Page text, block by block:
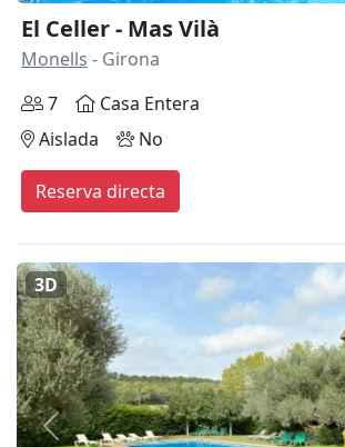
El Celler - Mas Vilà
Monells - Girona
7
Casa Entera
Aislada
No
Reserva directa
Anterior
3D